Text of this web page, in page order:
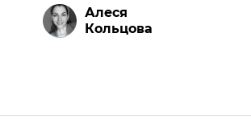
Алеся
Кольцова